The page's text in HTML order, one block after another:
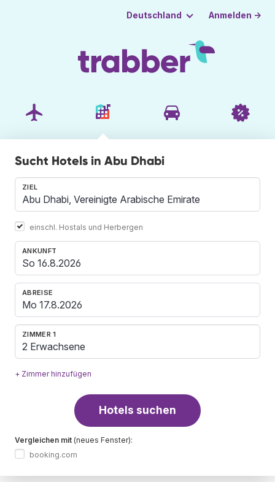
Deutschland Anmelden →
Sucht Hotels in Abu Dhabi
ZIEL
einschl. Hostals und Herbergen
ANKUNFT
ABREISE
ZIMMER 1
2 Erwachsene
+ Zimmer hinzufügen
Hotels suchen
Vergleichen mit (neues Fenster):
booking.com